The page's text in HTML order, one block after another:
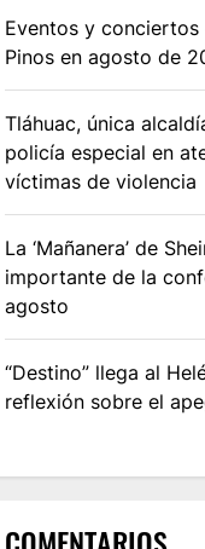
Eventos y
Pinos en agosto de
Tláhuac, única
policía especial en
víctimas de violencia
La ‘Mañanera’ de
importante de la
agosto
“Destino” llega al
reflexión sobre el